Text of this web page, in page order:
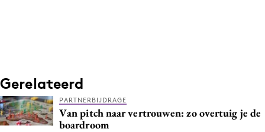
Gerelateerd
PARTNERBIJDRAGE
Van pitch naar vertrouwen: zo overtuig je de
boardroom